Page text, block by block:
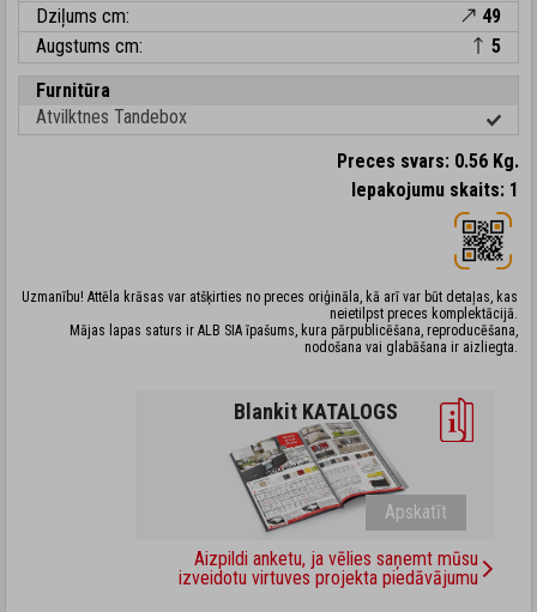
Dziļums cm:
49
Augstums cm:
5
Furnitūra
Atvilktnes Tandebox
Preces svars: 0.56 Kg.
Iepakojumu skaits: 1
Uzmanību! Attēla krāsas var atšķirties no preces oriģināla, kā arī var būt detaļas, kas
neietilpst preces komplektācijā.
Mājas lapas saturs ir ALB SIA īpašums, kura pārpublicēšana, reproducēšana,
nodošana vai glabāšana ir aizliegta.
Blankit KATALOGS
Apskatīt
Aizpildi anketu, ja vēlies saņemt mūsu
izveidotu virtuves projekta piedāvājumu